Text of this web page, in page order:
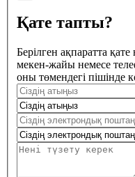
Қате тапты?
Берілген ақпаратта
мекен-жайы немесе
оны төмендегі пішінде